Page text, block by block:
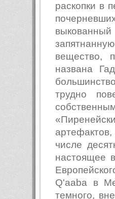
раскопки в
вещество,
названа
трудно
числе
настоящее
Q'aaba в
темного,